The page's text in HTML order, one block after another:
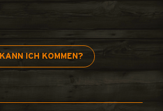
ICH KOMMEN?